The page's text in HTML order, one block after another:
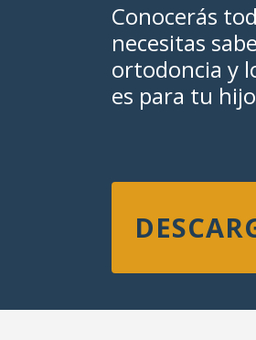
Conocerás
necesitas
ortodoncia y
es para tu